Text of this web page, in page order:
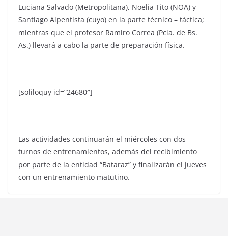
Luciana Salvado (Metropolitana), Noelia Tito (NOA) y
Santiago Alpentista (cuyo) en la parte técnico – táctica;
mientras que el profesor Ramiro Correa (Pcia. de Bs.
As.) llevará a cabo la parte de preparación física.
[soliloquy id=”24680″]
Las actividades continuarán el miércoles con dos
turnos de entrenamientos, además del recibimiento
por parte de la entidad “Bataraz” y finalizarán el jueves
con un entrenamiento matutino.